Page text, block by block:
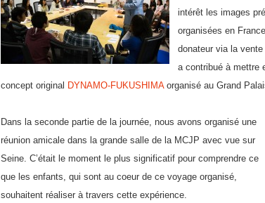
intérêt les images
organisées en
donateur via la
a contribué à mettre
concept original DYNAMO-FUKUSHIMAorganisé au Grand
Dans la seconde partie de la journée, nous avons organisé une
réunion amicale dans la grande salle de la MCJP avec vue sur
Seine. C’était le moment le plus significatif pour comprendre ce
que les enfants, qui sont au coeur de ce voyage organisé,
souhaitent réaliser à travers cette expérience.